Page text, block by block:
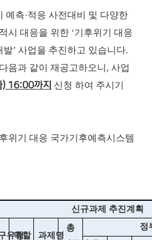
예측·적응 사전대비 및 다양한
시 대응을 위한 ‘기후위기 대응
’ 사업을 추진하고 있습니다.
음과 같이 재공고하오니, 사업
) 16:00까지 신청 하여 주시기
위기 대응 국가기후예측시스템
신규과제 추진계획
유형
역할 과제명
총
정